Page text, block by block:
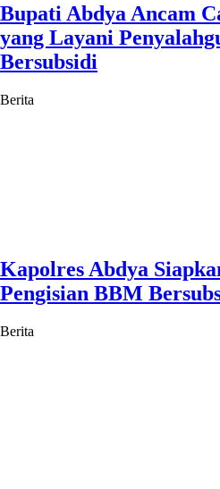
Bupati Abdya Ancam
yang Layani
Bersubsidi
Berita
Kapolres Abdya
Pengisian BBM
Berita